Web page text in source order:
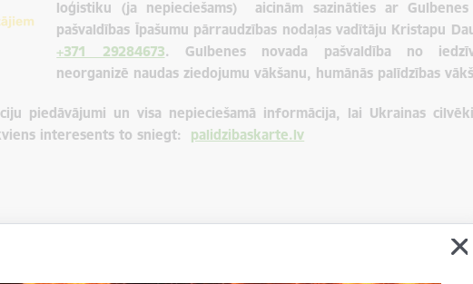
loģistiku (ja nepieciešams) aicinām sazināties ar Gulbenes
pašvaldības Īpašumu pārraudzības nodaļas vadītāju Kristapu
+371 29284673. Gulbenes novada pašvaldība no
neorganizē naudas ziedojumu vākšanu, humānās palīdzības
piedāvājumi un visa nepieciešamā informācija, lai Ukrainas
interesents to sniegt: palidzibaskarte.lv